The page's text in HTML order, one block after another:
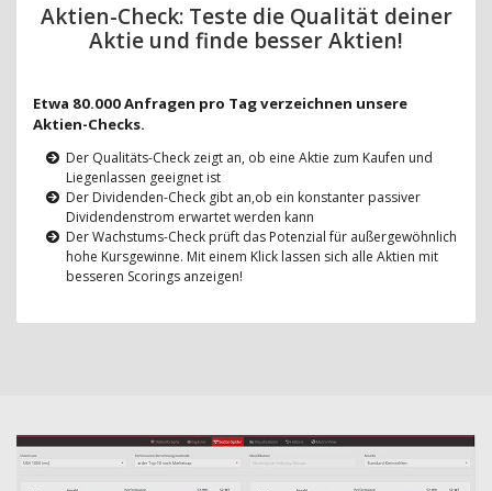
Aktien-Check: Teste die Qualität deiner
Aktie und finde besser Aktien!
Etwa 80.000 Anfragen pro Tag verzeichnen unsere
Aktien-Checks.
Der Qualitäts-Check zeigt an, ob eine Aktie zum Kaufen und
Liegenlassen geeignet ist
Der Dividenden-Check gibt an,ob ein konstanter passiver
Dividendenstrom erwartet werden kann
Der Wachstums-Check prüft das Potenzial für außergewöhnlich
hohe Kursgewinne. Mit einem Klick lassen sich alle Aktien mit
besseren Scorings anzeigen!